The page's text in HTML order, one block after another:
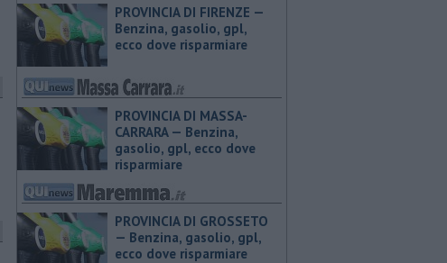
PROVINCIA DI FIRENZE — ​
Benzina, gasolio, gpl,
ecco dove risparmiare
PROVINCIA DI MASSA-
CARRARA — ​Benzina,
gasolio, gpl, ecco dove
risparmiare
PROVINCIA DI GROSSETO
— ​Benzina, gasolio, gpl,
ecco dove risparmiare